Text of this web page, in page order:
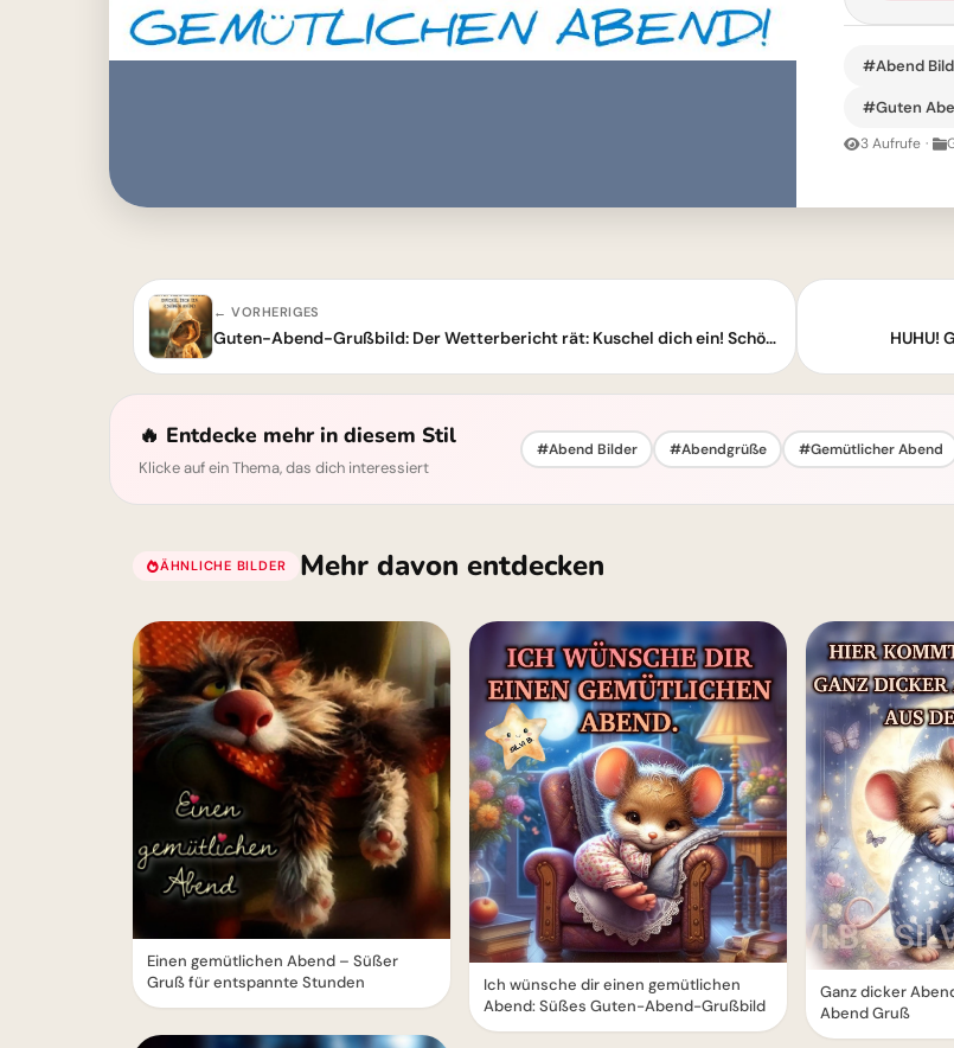
#Abend
#Guten
3 Aufrufe ·
← VORHERIGES
Guten-Abend-Grußbild: Der Wetterbericht rät: Kuschel dich ein! Schönen Abend! HUHU!
🔥 Entdecke mehr in diesem Stil
Klicke auf ein Thema, das dich interessiert
#Abend Bilder #Abendgrüße #Gemütlicher Abend
ÄHNLICHE BILDER Mehr davon entdecken
Einen gemütlichen Abend – Süßer
Gruß für entspannte Stunden
Ich wünsche dir einen gemütlichen
Abend: Süßes Guten-Abend-Grußbild
Ganz dicker
Abend Gruß